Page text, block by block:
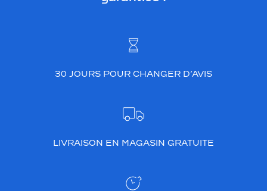
30 JOURS POUR CHANGER D’AVIS
LIVRAISON EN MAGASIN GRATUITE